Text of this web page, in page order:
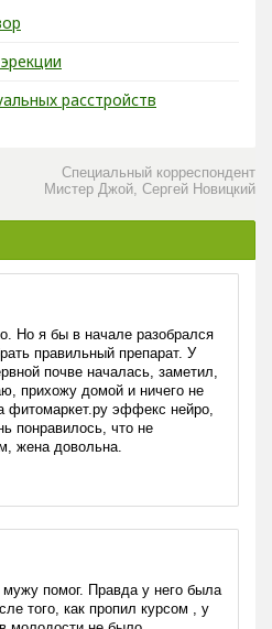
расстройств
Специальный корреспондент
Мистер Джой, Сергей Новицкий
Но я бы в начале разобрался
правильный препарат. У
почве началась, заметил,
прихожу домой и ничего не
фитомаркет.ру эффекс нейро,
понравилось, что не
жена довольна.
мужу помог. Правда у него была
того, как пропил курсом , у